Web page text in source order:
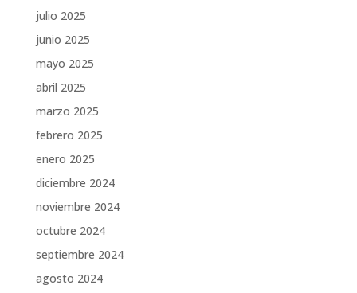
julio 2025
junio 2025
mayo 2025
abril 2025
marzo 2025
febrero 2025
enero 2025
diciembre 2024
noviembre 2024
octubre 2024
septiembre 2024
agosto 2024